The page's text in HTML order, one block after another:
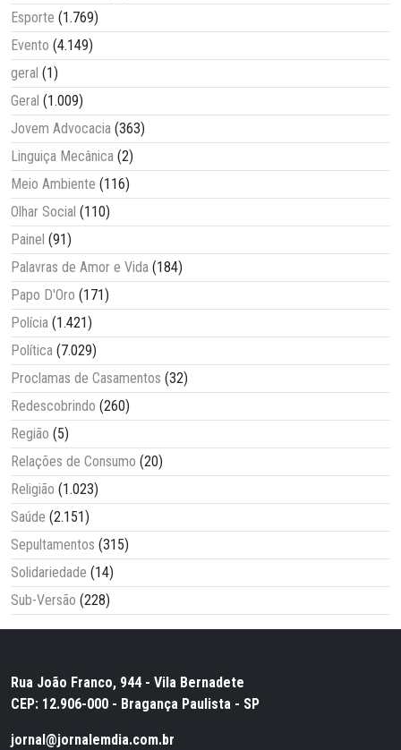
Esporte (1.769)
Evento (4.149)
geral (1)
Geral (1.009)
Jovem Advocacia (363)
Linguiça Mecânica (2)
Meio Ambiente (116)
Olhar Social (110)
Painel (91)
Palavras de Amor e Vida (184)
Papo D'Oro (171)
Polícia (1.421)
Política (7.029)
Proclamas de Casamentos (32)
Redescobrindo (260)
Região (5)
Relações de Consumo (20)
Religião (1.023)
Saúde (2.151)
Sepultamentos (315)
Solidariedade (14)
Sub-Versão (228)
Rua João Franco, 944 - Vila Bernadete
CEP: 12.906-000 - Bragança Paulista - SP
jornal@jornalemdia.com.br